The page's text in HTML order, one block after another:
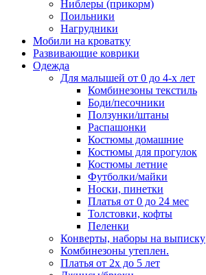
Ниблеры (прикорм)
Поильники
Нагрудники
Мобили на кроватку
Развивающие коврики
Одежда
Для малышей от 0 до 4-х лет
Комбинезоны текстиль
Боди/песочники
Ползунки/штаны
Распашонки
Костюмы домашние
Костюмы для прогулок
Костюмы летние
Футболки/майки
Носки, пинетки
Платья от 0 до 24 мес
Толстовки, кофты
Пеленки
Конверты, наборы на выписку
Комбинезоны утеплен.
Платья от 2х до 5 лет